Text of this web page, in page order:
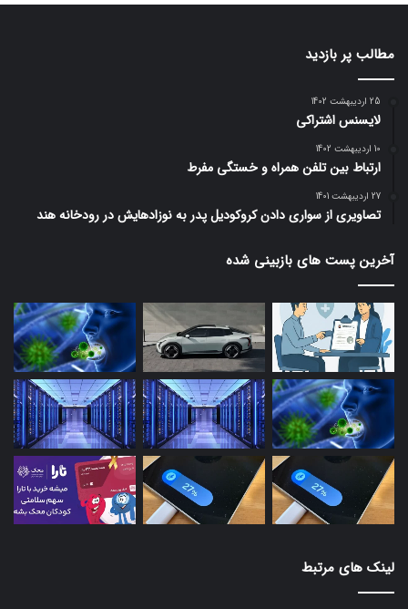
مطالب پر بازدید
25 اردیبهشت 1402
لایسنس اشتراکی
10 اردیبهشت 1402
ارتباط بین تلفن همراه و خستگی مفرط
27 اردیبهشت 1401
تصاویری از سواری دادن کروکودیل پدر به نوزادهایش در رودخانه هند
آخرین پست های بازبینی شده
لینک های مرتبط